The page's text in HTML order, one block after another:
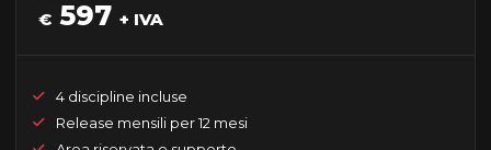
€597 + IVA
4 discipline incluse
Release mensili per 12 mesi